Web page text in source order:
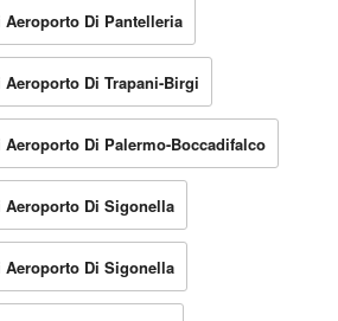
Aeroporto Di Pantelleria
Aeroporto Di Trapani-Birgi
Aeroporto Di Palermo-Boccadifalco
Aeroporto Di Sigonella
Aeroporto Di Sigonella